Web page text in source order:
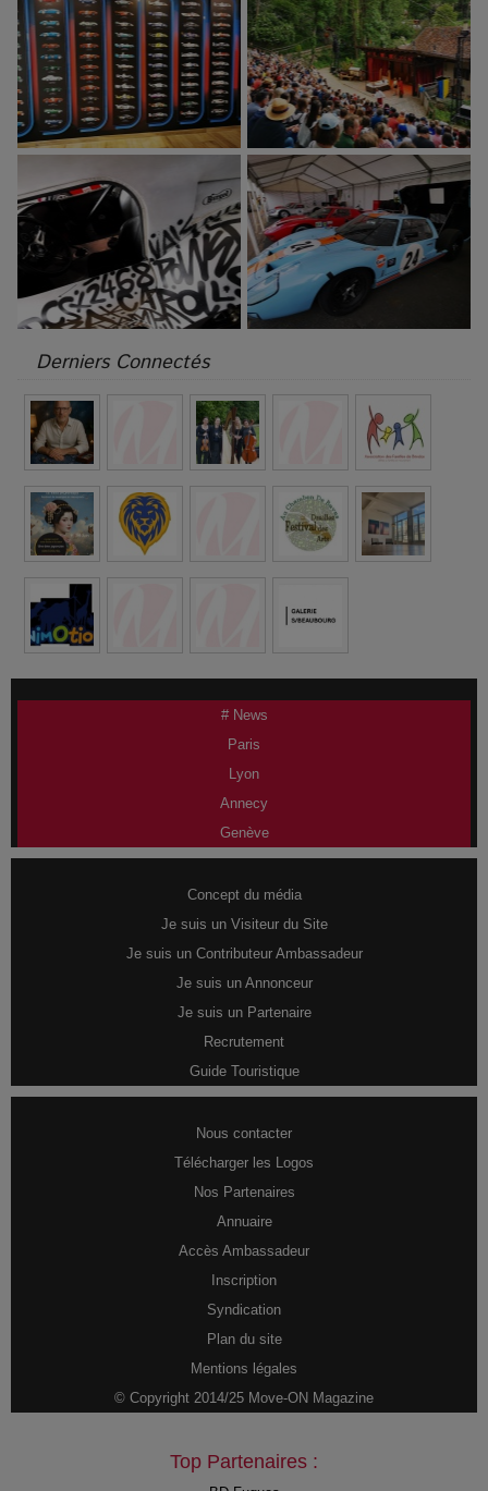
Derniers Connectés
# News
Paris
Lyon
Annecy
Genève
Concept du média
Je suis un Visiteur du Site
Je suis un Contributeur Ambassadeur
Je suis un Annonceur
Je suis un Partenaire
Recrutement
Guide Touristique
Nous contacter
Télécharger les Logos
Nos Partenaires
Annuaire
Accès Ambassadeur
Inscription
Syndication
Plan du site
Mentions légales
© Copyright 2014/25 Move-ON Magazine
Top Partenaires :